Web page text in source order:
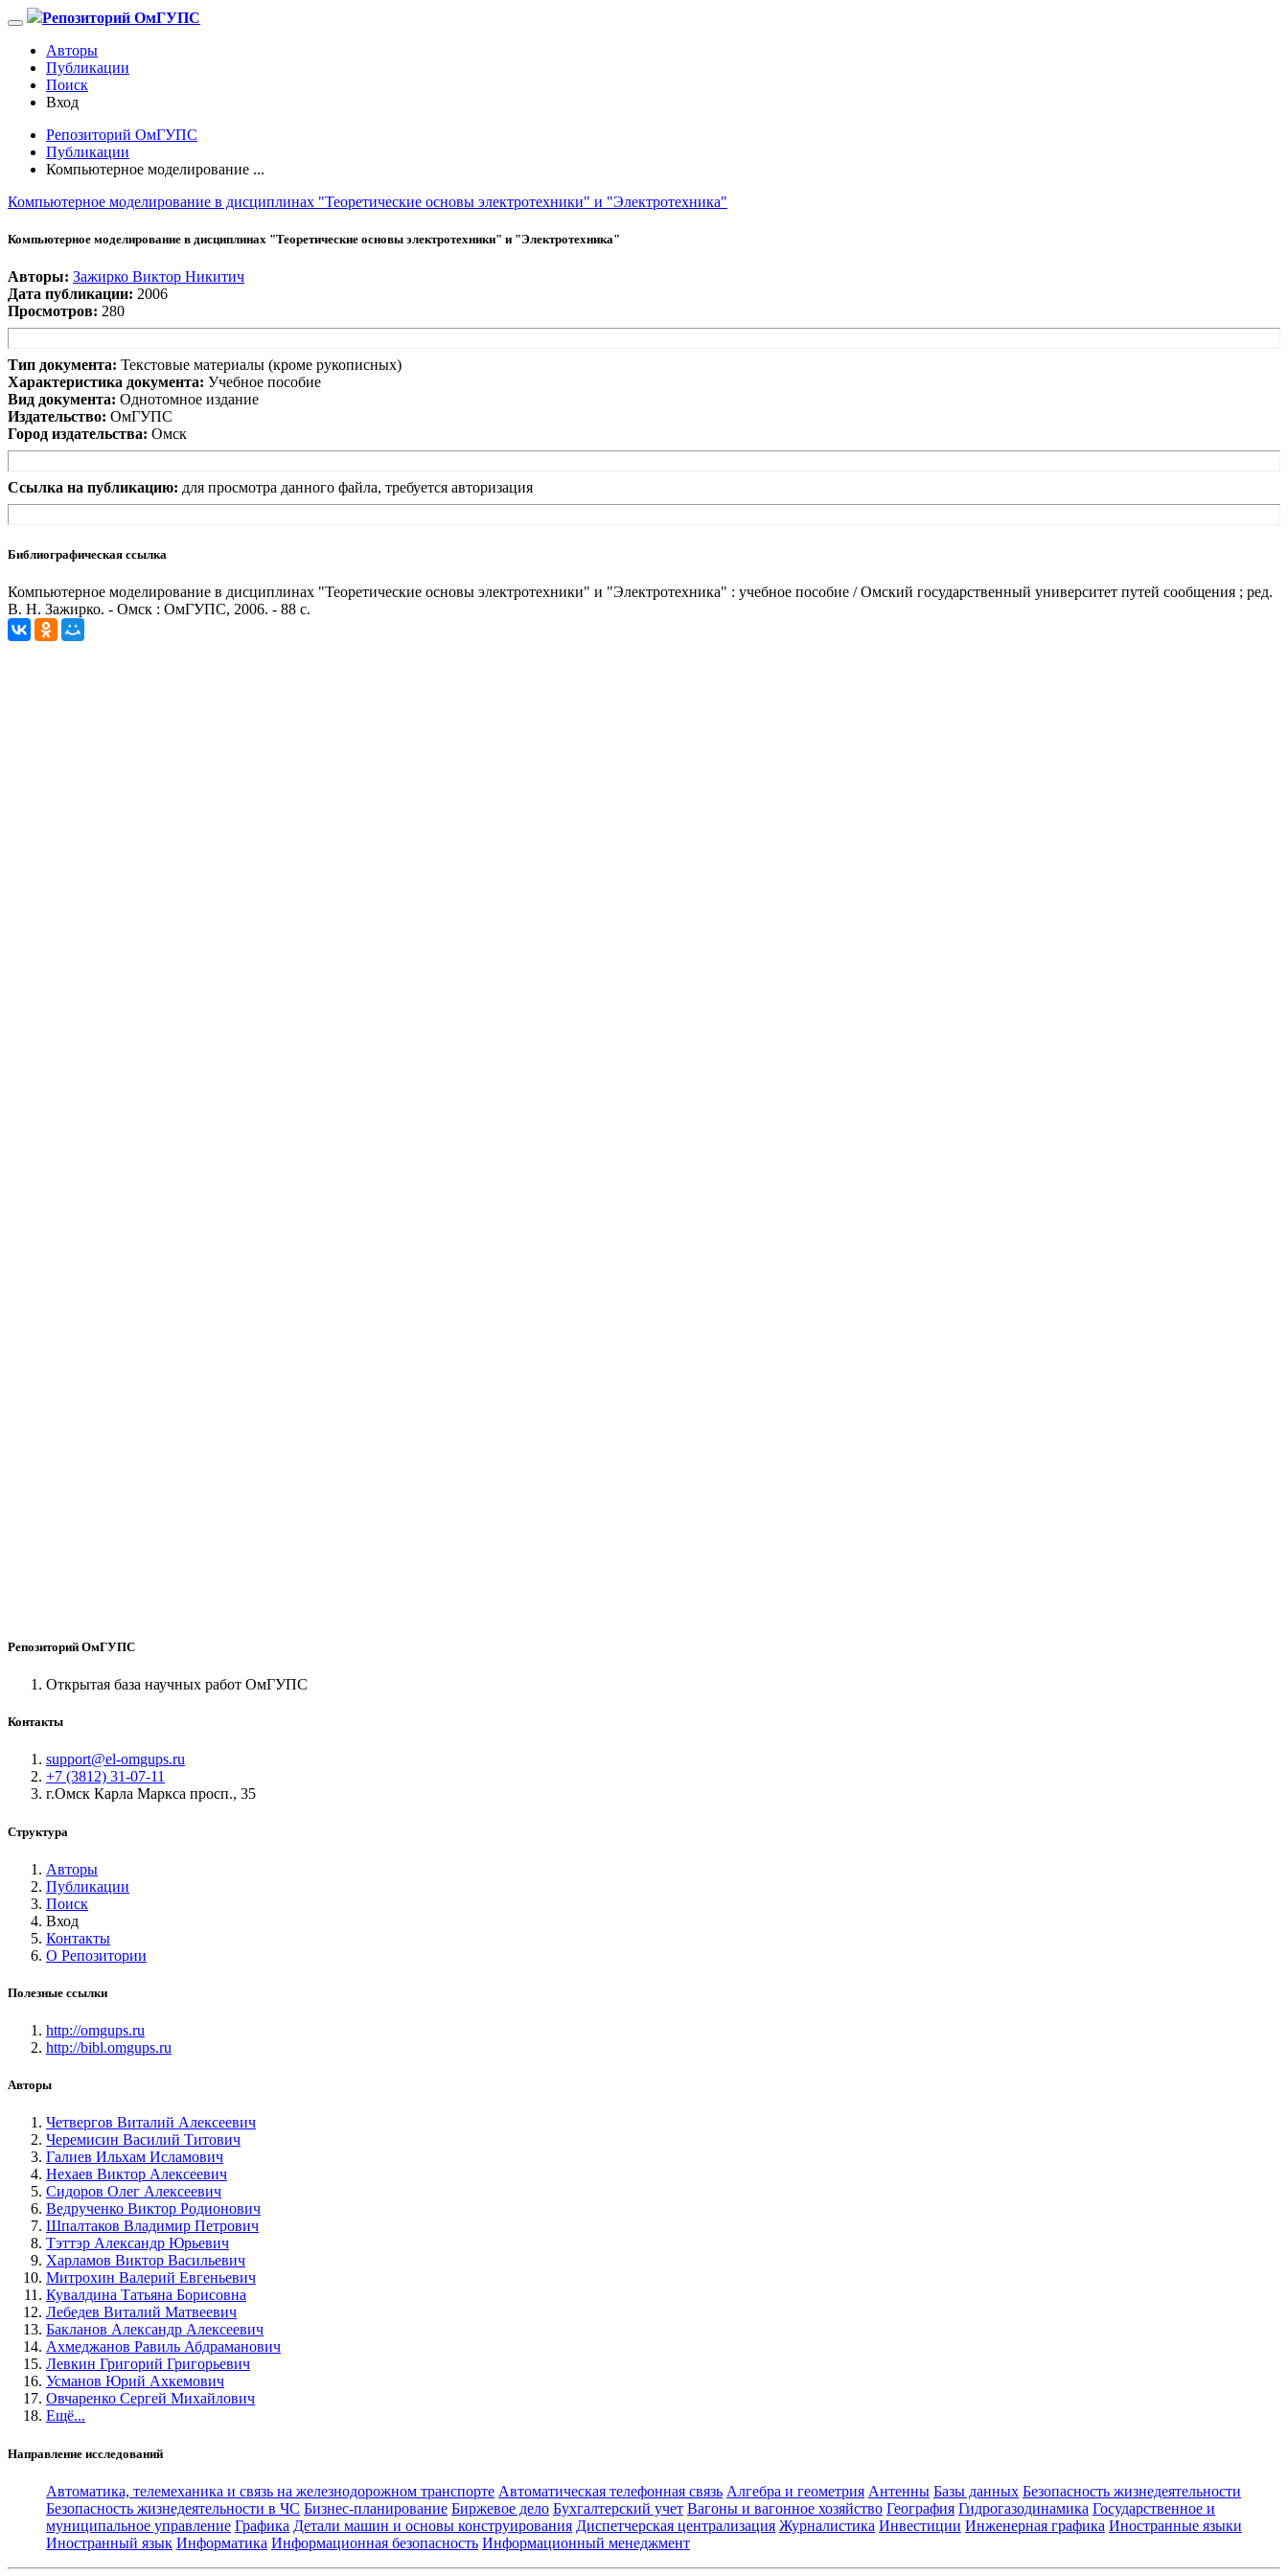
Репозиторий ОмГУПС
Авторы
Публикации
Поиск
Вход
Репозиторий ОмГУПС
Публикации
Компьютерное моделирование ...
Компьютерное моделирование в дисциплинах "Теоретические основы электротехники" и "Электротехника"
Компьютерное моделирование в дисциплинах "Теоретические основы электротехники" и "Электротехника"
Авторы: Зажирко Виктор Никитич
Дата публикации: 2006
Просмотров: 280
Тип документа: Текстовые материалы (кроме рукописных)
Характеристика документа: Учебное пособие
Вид документа: Однотомное издание
Издательство: ОмГУПС
Город издательства: Омск
Ссылка на публикацию: для просмотра данного файла, требуется авторизация
Библиографическая ссылка
Компьютерное моделирование в дисциплинах "Теоретические основы электротехники" и "Электротехника" : учебное пособие / Омский государственный университет путей сообщения ; ред.
В. Н. Зажирко. - Омск : ОмГУПС, 2006. - 88 с.
Репозиторий ОмГУПС
Открытая база научных работ ОмГУПС
Контакты
support@el-omgups.ru
+7 (3812) 31-07-11
г.Омск Карла Маркса просп., 35
Структура
Авторы
Публикации
Поиск
Вход
Контакты
О Репозитории
Полезные ссылки
http://omgups.ru
http://bibl.omgups.ru
Авторы
Четвергов Виталий Алексеевич
Черемисин Василий Титович
Галиев Ильхам Исламович
Нехаев Виктор Алексеевич
Сидоров Олег Алексеевич
Ведрученко Виктор Родионович
Шпалтаков Владимир Петрович
Тэттэр Александр Юрьевич
Харламов Виктор Васильевич
Митрохин Валерий Евгеньевич
Кувалдина Татьяна Борисовна
Лебедев Виталий Матвеевич
Бакланов Александр Алексеевич
Ахмеджанов Равиль Абдраманович
Левкин Григорий Григорьевич
Усманов Юрий Ахкемович
Овчаренко Сергей Михайлович
Ещё...
Направление исследований
Автоматика, телемеханика и связь на железнодорожном транспорте Автоматическая телефонная связь Алгебра и геометрия Антенны Базы данных Безопасность жизнедеятельности
Безопасность жизнедеятельности в ЧС Бизнес-планирование Биржевое дело Бухгалтерский учет Вагоны и вагонное хозяйство География Гидрогазодинамика Государственное и
муниципальное управление Графика Детали машин и основы конструирования Диспетчерская централизация Журналистика Инвестиции Инженерная графика Иностранные языки
Иностранный язык Информатика Информационная безопасность Информационный менеджмент